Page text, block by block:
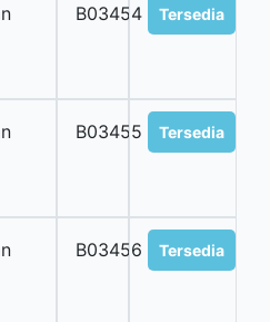
B03454 Tersedia
B03455 Tersedia
B03456 Tersedia